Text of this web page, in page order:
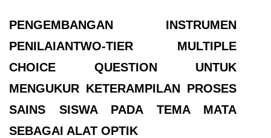
PENGEMBANGAN INSTRUMEN
PENILAIANTWO-TIER MULTIPLE
CHOICE QUESTION UNTUK
MENGUKUR KETERAMPILAN PROSES
SAINS SISWA PADA TEMA MATA
SEBAGAI ALAT OPTIK